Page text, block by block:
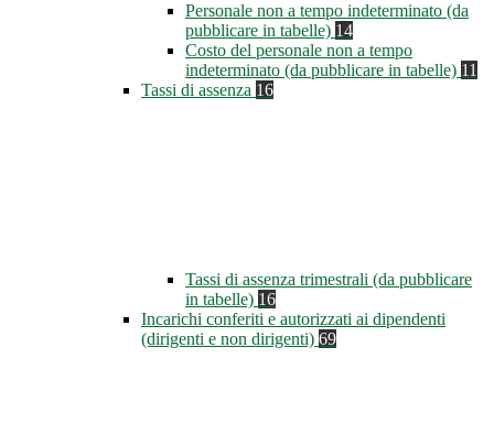
Personale non a tempo indeterminato (da
pubblicare in tabelle) 14
Costo del personale non a tempo
indeterminato (da pubblicare in tabelle) 11
Tassi di assenza 16
Tassi di assenza trimestrali (da pubblicare
in tabelle) 16
Incarichi conferiti e autorizzati ai dipendenti
(dirigenti e non dirigenti) 69